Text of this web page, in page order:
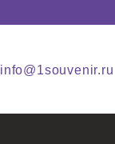
info@1souvenir.ru